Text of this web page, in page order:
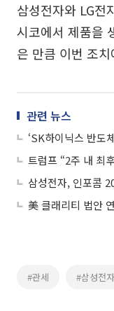
삼성전자와 LG전
시코에서 제품을
은 만큼 이번 조
관련 뉴스
#관세 #삼성전자